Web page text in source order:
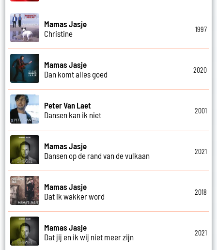
Mamas Jasje
Christine
1997
Mamas Jasje
Dan komt alles goed
2020
Peter Van Laet
Dansen kan ik niet
2001
Mamas Jasje
Dansen op de rand van de vulkaan
2021
Mamas Jasje
Dat ik wakker word
2018
Mamas Jasje
Dat jij en ik wij niet meer zijn
2021